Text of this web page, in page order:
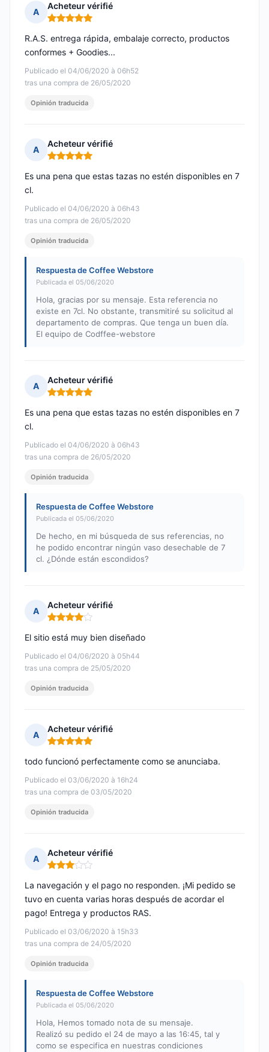
A
Acheteur vérifié
Nota: 5 de 5
Publicado el 04/06/2020 à 06h52
tras una compra de 26/05/2020
R.A.S. entrega rápida, embalaje correcto, productos
conformes + Goodies...
Opinión traducida
A
Acheteur vérifié
Nota: 5 de 5
Publicado el 04/06/2020 à 06h43
tras una compra de 26/05/2020
Es una pena que estas tazas no estén disponibles en 7
cl.
Opinión traducida
Respuesta de Coffee Webstore
Publicada el 05/06/2020
Hola, gracias por su mensaje. Esta referencia no
existe en 7cl. No obstante, transmitiré su solicitud al
departamento de compras. Que tenga un buen día.
El equipo de Codffee-webstore
A
Acheteur vérifié
Nota: 5 de 5
Publicado el 04/06/2020 à 06h43
tras una compra de 26/05/2020
Es una pena que estas tazas no estén disponibles en 7
cl.
Opinión traducida
Respuesta de Coffee Webstore
Publicada el 05/06/2020
De hecho, en mi búsqueda de sus referencias, no
he podido encontrar ningún vaso desechable de 7
cl. ¿Dónde están escondidos?
A
Acheteur vérifié
Nota: 4 de 5
Publicado el 04/06/2020 à 05h44
tras una compra de 25/05/2020
El sitio está muy bien diseñado
Opinión traducida
A
Acheteur vérifié
Nota: 5 de 5
Publicado el 03/06/2020 à 16h24
tras una compra de 03/05/2020
todo funcionó perfectamente como se anunciaba.
Opinión traducida
A
Acheteur vérifié
Nota: 3 de 5
Publicado el 03/06/2020 à 15h33
tras una compra de 24/05/2020
La navegación y el pago no responden. ¡Mi pedido se
tuvo en cuenta varias horas después de acordar el
pago! Entrega y productos RAS.
Opinión traducida
Respuesta de Coffee Webstore
Publicada el 05/06/2020
Hola, Hemos tomado nota de su mensaje.
Realizó su pedido el 24 de mayo a las 16:45, tal y
como se especifica en nuestras condiciones